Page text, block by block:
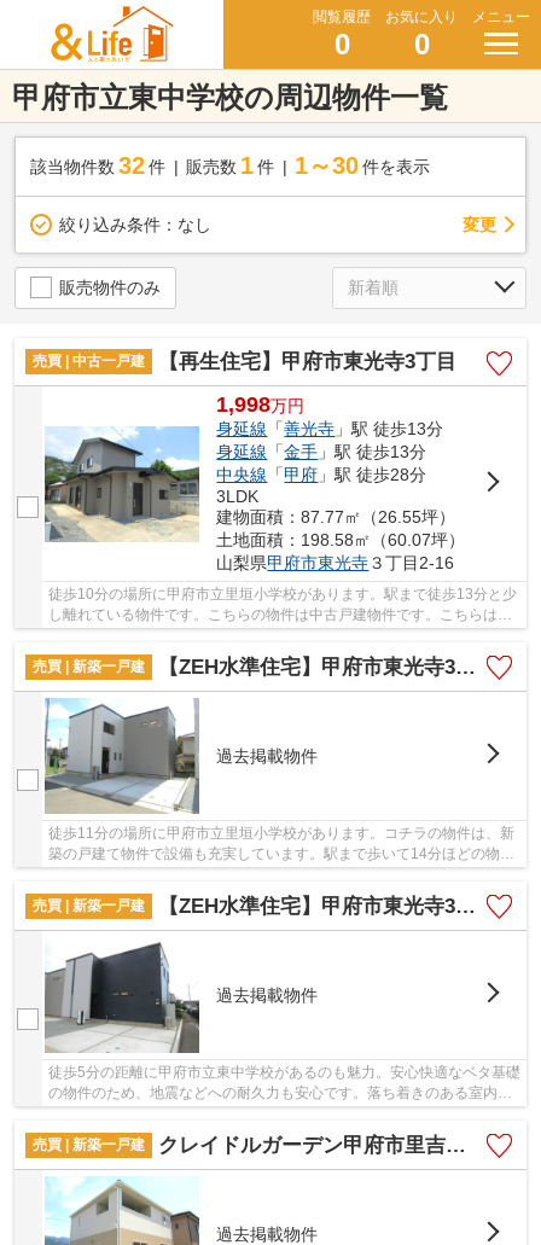
閲覧履歴
0
お気に入り
0
メニュー
甲府市立東中学校の周辺物件一覧
該当物件数 32件 販売数 1 件 1～30 件を表示
絞り込み条件： なし 変更
販売物件のみ
売買 | 中古一戸建 【再生住宅】甲府市東光寺3丁目
1,998万円
身延線 「善光寺 」駅 徒歩13分
身延線 「金手 」駅 徒歩13分
中央線 「甲府 」駅 徒歩28分
3LDK
建物面積：87.77㎡（26.55坪）
土地面積：198.58㎡（60.07坪）
山梨県甲府市東光寺３丁目2-16
徒歩10分の場所に甲府市立里垣小学校があります。駅まで徒歩13分と少
し離れている物件です。こちらの物件は中古戸建物件です。こちらは耐
売買 | 新築一戸建
【ZEH水準住宅】甲府市東光寺3丁目A棟
過去掲載物件
徒歩11分の場所に甲府市立里垣小学校があります。コチラの物件は、新
築の戸建て物件で設備も充実しています。駅まで歩いて14分ほどの物件
売買 | 新築一戸建
【ZEH水準住宅】甲府市東光寺3丁目B棟
過去掲載物件
徒歩5分の距離に甲府市立東中学校があるのも魅力。安心快適なベタ基礎
の物件のため、地震などへの耐久力も安心です。落ち着きのある室内
売買 | 新築一戸建
クレイドルガーデン甲府市里吉第6 2号棟
過去掲載物件